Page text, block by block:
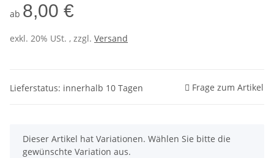
ab 8,00 €
exkl. 20% USt. , zzgl. Versand
Lieferstatus: innerhalb 10 Tagen Frage zum Artikel
x
Dieser Artikel hat Variationen. Wählen Sie bitte die
gewünschte Variation aus.